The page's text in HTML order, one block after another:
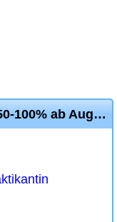
Kinderkrippe bietet Praktikum 50-100% ab August 2026